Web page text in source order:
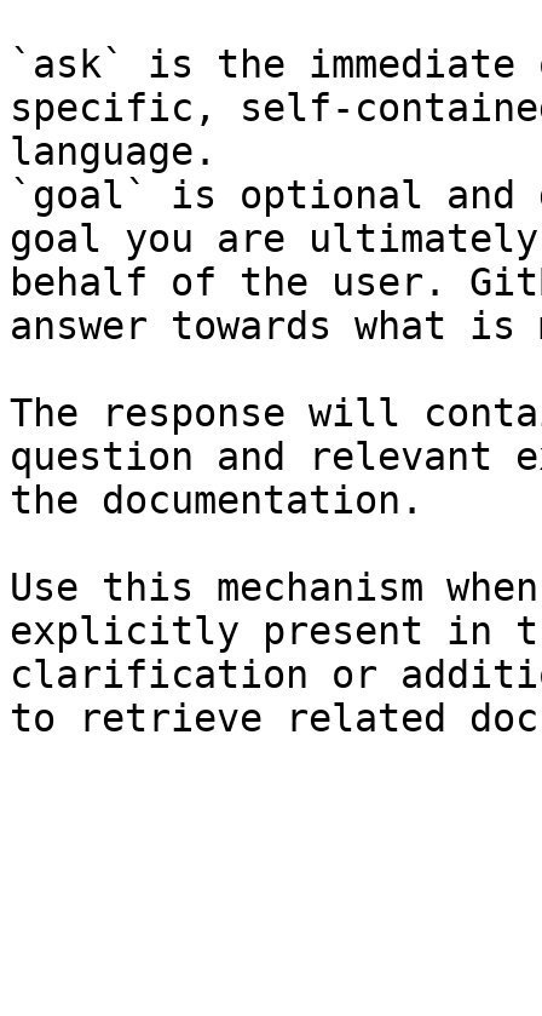
`ask` is the
specific, self-
language.
`goal` is optional and
goal you are
behalf of the user.
answer towards what
The response will
question and relevant
the documentation.
Use this mechanism
explicitly present in
clarification or